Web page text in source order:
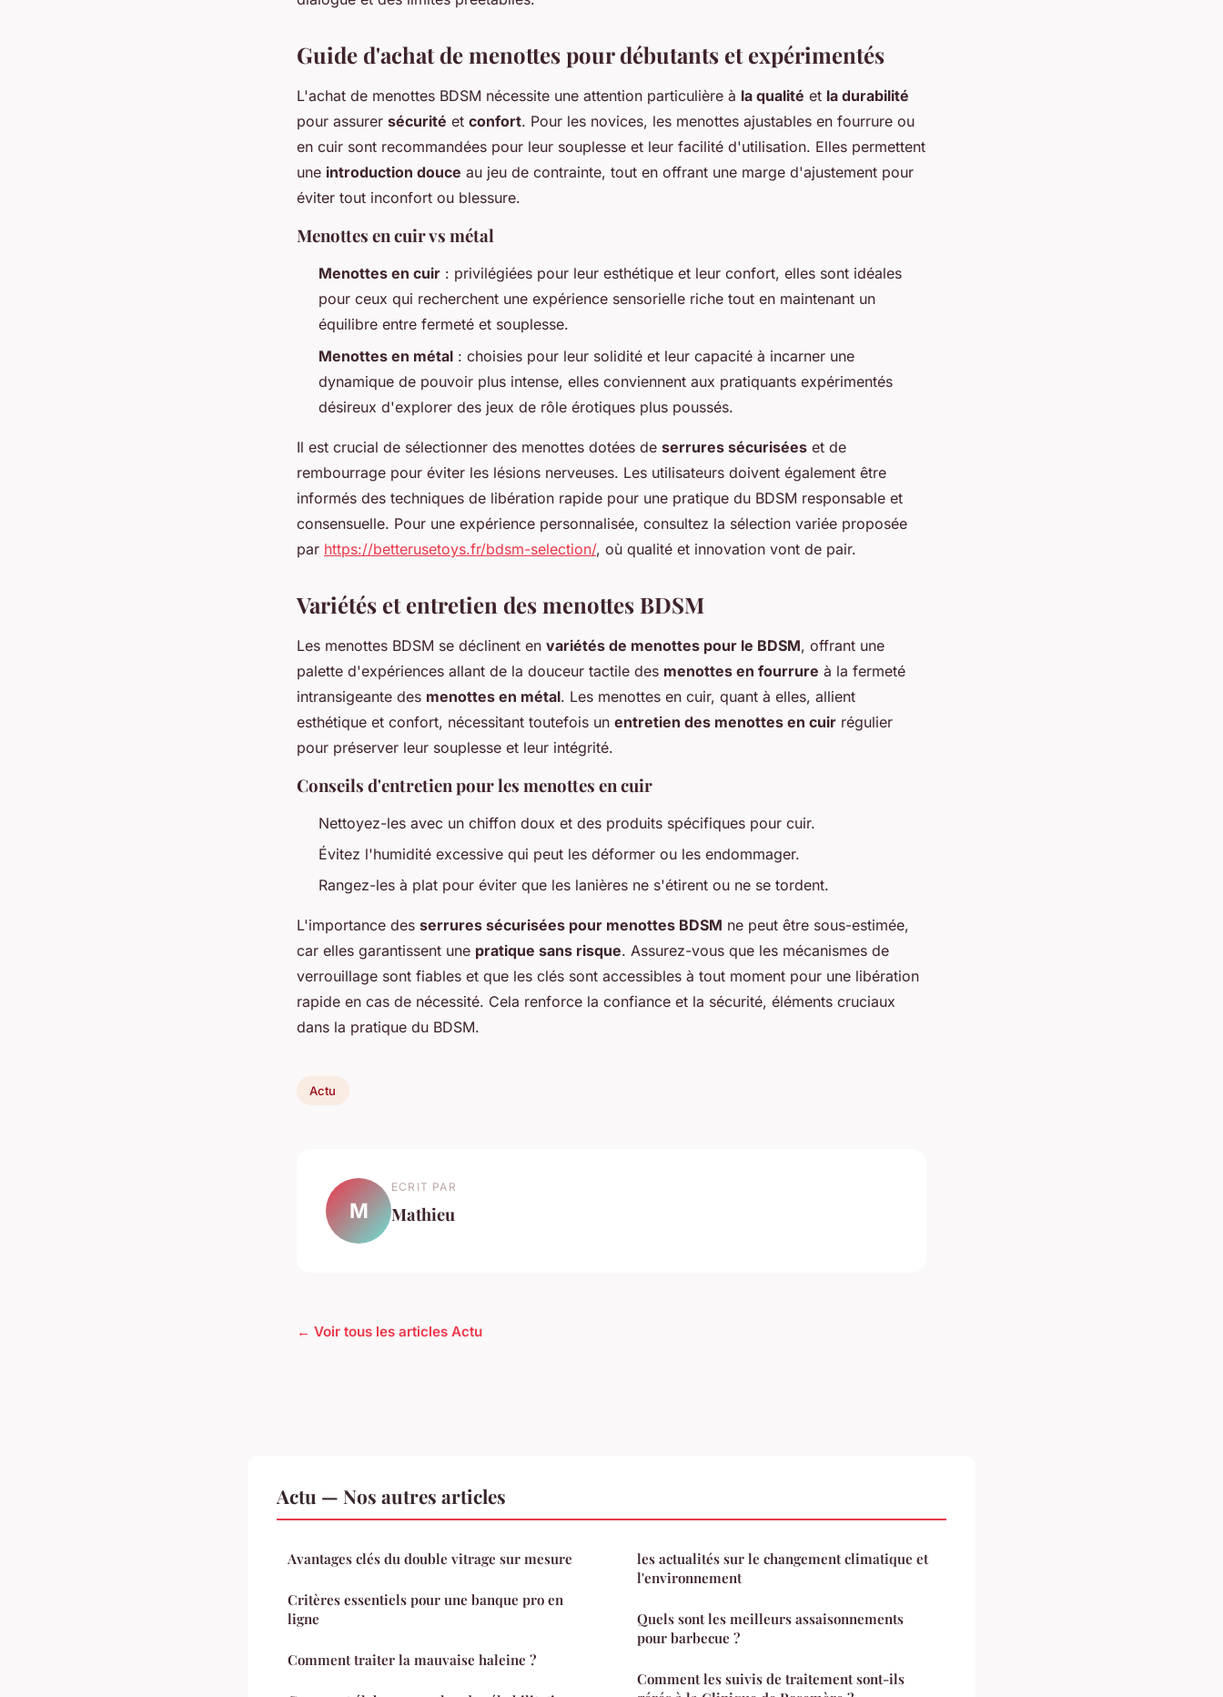
Guide d'achat de menottes pour débutants et expérimentés
L'achat de menottes BDSM nécessite une attention particulière à la qualité et la durabilité
pour assurer sécurité et confort. Pour les novices, les menottes ajustables en fourrure ou
en cuir sont recommandées pour leur souplesse et leur facilité d'utilisation. Elles permettent
une introduction douce au jeu de contrainte, tout en offrant une marge d'ajustement pour
éviter tout inconfort ou blessure.
Menottes en cuir vs métal
Menottes en cuir : privilégiées pour leur esthétique et leur confort, elles sont idéales
pour ceux qui recherchent une expérience sensorielle riche tout en maintenant un
équilibre entre fermeté et souplesse.
Menottes en métal : choisies pour leur solidité et leur capacité à incarner une
dynamique de pouvoir plus intense, elles conviennent aux pratiquants expérimentés
désireux d'explorer des jeux de rôle érotiques plus poussés.
Il est crucial de sélectionner des menottes dotées de serrures sécurisées et de
rembourrage pour éviter les lésions nerveuses. Les utilisateurs doivent également être
informés des techniques de libération rapide pour une pratique du BDSM responsable et
consensuelle. Pour une expérience personnalisée, consultez la sélection variée proposée
par https://betterusetoys.fr/bdsm-selection/, où qualité et innovation vont de pair.
Variétés et entretien des menottes BDSM
Les menottes BDSM se déclinent en variétés de menottes pour le BDSM, offrant une
palette d'expériences allant de la douceur tactile des menottes en fourrure à la fermeté
intransigeante des menottes en métal. Les menottes en cuir, quant à elles, allient
esthétique et confort, nécessitant toutefois un entretien des menottes en cuir régulier
pour préserver leur souplesse et leur intégrité.
Conseils d'entretien pour les menottes en cuir
Nettoyez-les avec un chiffon doux et des produits spécifiques pour cuir.
Évitez l'humidité excessive qui peut les déformer ou les endommager.
Rangez-les à plat pour éviter que les lanières ne s'étirent ou ne se tordent.
L'importance des serrures sécurisées pour menottes BDSM ne peut être sous-estimée,
car elles garantissent une pratique sans risque. Assurez-vous que les mécanismes de
verrouillage sont fiables et que les clés sont accessibles à tout moment pour une libération
rapide en cas de nécessité. Cela renforce la confiance et la sécurité, éléments cruciaux
dans la pratique du BDSM.
Actu
M
ECRIT PAR
Mathieu
← Voir tous les articles Actu
Actu — Nos autres articles
Avantages clés du double vitrage sur mesure
Critères essentiels pour une banque pro en
ligne
Comment traiter la mauvaise haleine ?
les actualités sur le changement climatique et
l'environnement
Quels sont les meilleurs assaisonnements
pour barbecue ?
Comment les suivis de traitement sont-ils